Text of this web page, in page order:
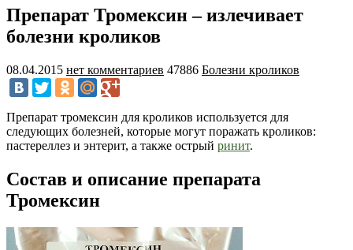
Препарат Тромексин – излечивает
болезни кроликов
08.04.2015 нет комментариев 47886 Болезни кроликов
Препарат тромексин для кроликов используется для
следующих болезней, которые могут поражать кроликов:
пастереллез и энтерит, а также острый ринит.
Состав и описание препарата
Тромексин